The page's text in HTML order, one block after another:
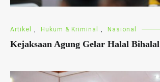
Artikel , Hukum & Kriminal , Nasional
Kejaksaan Agung Gelar Halal Bihalal